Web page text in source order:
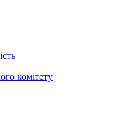
комітету